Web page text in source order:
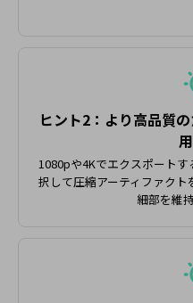
ヒント2：より高品質
1080pや4Kでエクスポート
択して圧縮アーティファク
細部を維